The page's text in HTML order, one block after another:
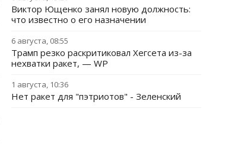
Виктор Ющенко занял новую должность:
что известно о его назначении
6 августа, 08:55
Трамп резко раскритиковал Хегсета из-за
нехватки ракет, — WP
1 августа, 10:36
Нет ракет для "пэтриотов" - Зеленский